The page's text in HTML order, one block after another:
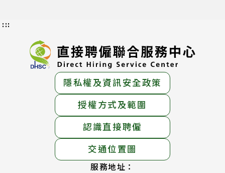
:::
隱私權及資訊安全政策
授權方式及範圍
認識直接聘僱
交通位置圖
服務地址：